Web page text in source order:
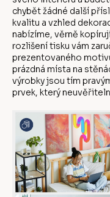
chybět žádné další
kvalitu a vzhled
nabízíme, věrně
rozlišení tisku vám
prezentovaného
prázdná místa na
výrobky jsou tím
prvek, který